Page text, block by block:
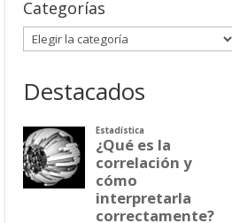
Categorías
Categorías
Destacados